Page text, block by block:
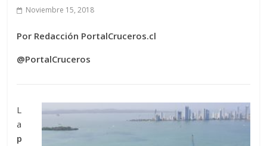
Noviembre 15, 2018
Por Redacción PortalCruceros.cl
@PortalCruceros
L
a
p